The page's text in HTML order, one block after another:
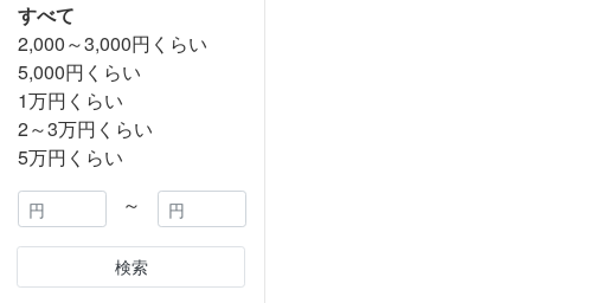
すべて
2,000～3,000円くらい
5,000円くらい
1万円くらい
2～3万円くらい
5万円くらい
～
検索